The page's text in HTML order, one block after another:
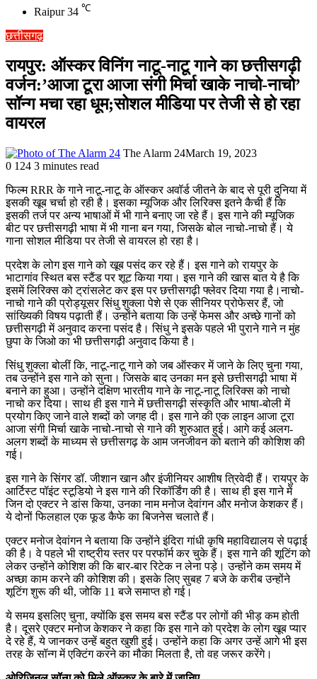
skin
Raipur 34 ℃
छत्तीसगढ़
रायपुर: ऑस्कर विनिंग नाटू-नाटू गाने का छत्तीसगढ़ी
वर्जन:’आजा टूरा आजा संगी मिर्चा खाके नाचो-नाचो’
सॉन्ग मचा रहा धूम;सोशल मीडिया पर तेजी से हो रहा
वायरल
The Alarm 24March 19, 2023
0 124 3 minutes read
फिल्म RRR के गाने नाटू-नाटू के ऑस्कर अवॉर्ड जीतने के बाद से पूरी दुनिया में
इसकी खूब चर्चा हो रही है। इसका म्यूजिक और लिरिक्स इतने कैची हैं कि
इसकी तर्ज पर अन्य भाषाओं में भी गाने बनाए जा रहे हैं। इस गाने की म्यूजिक
बीट पर छत्तीसगढ़ी भाषा में भी गाना बन गया, जिसके बोल नाचो-नाचो हैं। ये
गाना सोशल मीडिया पर तेजी से वायरल हो रहा है।
प्रदेश के लोग इस गाने को खूब पसंद कर रहे हैं। इस गाने को रायपुर के
भाटागांव स्थित बस स्टैंड पर शूट किया गया। इस गाने की खास बात ये है कि
इसमें लिरिक्स को ट्रांसलेट कर इस पर छत्तीसगढ़ी फ्लेवर दिया गया है।नाचो-
नाचो गाने की प्रोड्यूसर सिंधु शुक्ला पेशे से एक सीनियर प्रोफेसर हैं, जो
सांख्यिकी विषय पढ़ाती हैं। उन्होंने बताया कि उन्हें फेमस और अच्छे गानों को
छत्तीसगढ़ी में अनुवाद करना पसंद है। सिंधु ने इसके पहले भी पुराने गाने न मुंह
छुपा के जिओ का भी छत्तीसगढ़ी अनुवाद किया है।
सिंधु शुक्ला बोलीं कि, नाटू-नाटू गाने को जब ऑस्कर में जाने के लिए चुना गया,
तब उन्होंने इस गाने को सुना। जिसके बाद उनका मन इसे छत्तीसगढ़ी भाषा में
बनाने का हुआ। उन्होंने दक्षिण भारतीय गाने के नाटू-नाटू लिरिक्स को नाचो
नाचो कर दिया। साथ ही इस गाने में छत्तीसगढ़ी संस्कृति और भाषा-बोली में
प्रयोग किए जाने वाले शब्दों को जगह दी। इस गाने की एक लाइन आजा टूरा
आजा संगी मिर्चा खाके नाचो-नाचो से गाने की शुरुआत हुई। आगे कई अलग-
अलग शब्दों के माध्यम से छत्तीसगढ़ के आम जनजीवन को बताने की कोशिश की
गई।
इस गाने के सिंगर डॉ. जीशान खान और इंजीनियर आशीष त्रिवेदी हैं। रायपुर के
आर्टिस्ट पॉइंट स्टूडियो ने इस गाने की रिकॉर्डिंग की है। साथ ही इस गाने में
जिन दो एक्टर ने डांस किया, उनका नाम मनोज देवांगन और मनोज केशकर हैं।
ये दोनों फिलहाल एक फूड कैफे का बिजनेस चलाते हैं।
एक्टर मनोज देवांगन ने बताया कि उन्होंने इंदिरा गांधी कृषि महाविद्यालय से पढ़ाई
की है। वे पहले भी राष्ट्रीय स्तर पर परफॉर्म कर चुके हैं। इस गाने की शूटिंग को
लेकर उन्होंने कोशिश की कि बार-बार रिटेक न लेना पड़े। उन्होंने कम समय में
अच्छा काम करने की कोशिश की। इसके लिए सुबह 7 बजे के करीब उन्होंने
शूटिंग शुरू की थी, जोकि 11 बजे समाप्त हो गई।
ये समय इसलिए चुना, क्योंकि इस समय बस स्टैंड पर लोगों की भीड़ कम होती
है। दूसरे एक्टर मनोज केशकर ने कहा कि इस गाने को प्रदेश के लोग खूब प्यार
दे रहे हैं, ये जानकर उन्हें बहुत खुशी हुई। उन्होंने कहा कि अगर उन्हें आगे भी इस
तरह के सॉन्ग में एक्टिंग करने का मौका मिलता है, तो वह जरूर करेंगे।